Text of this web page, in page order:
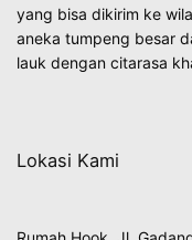
yang bisa dikirim ke
aneka tumpeng besar
lauk dengan citarasa
Lokasi Kami